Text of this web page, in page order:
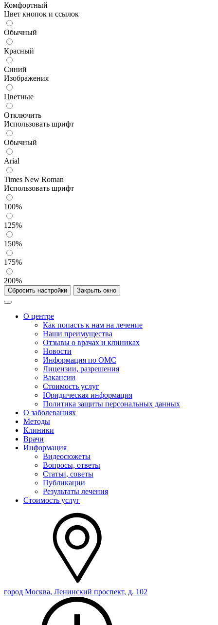
Комфортный
Цвет кнопок и ссылок
Обычный
Красный
Синий
Изображения
Цветные
Отключить
Использовать шрифт
Обычный
Arial
Times New Roman
Использовать шрифт
100%
125%
150%
175%
200%
Сбросить настройки Закрыть окно
О центре
Как попасть к нам на лечение
Наши преимущества
Отзывы о врачах и клиниках
Новости
Информация по ОМС
Лицензии, разрешения
Вакансии
Стоимость услуг
Юридическая информация
Политика защиты персональных данных
О заболеваниях
Методы
Клиники
Врачи
Информация
Видеосюжеты
Вопросы, ответы
Статьи, советы
Публикации
Результаты лечения
Стоимость услуг
город Москва, Ленинский проспект, д. 102